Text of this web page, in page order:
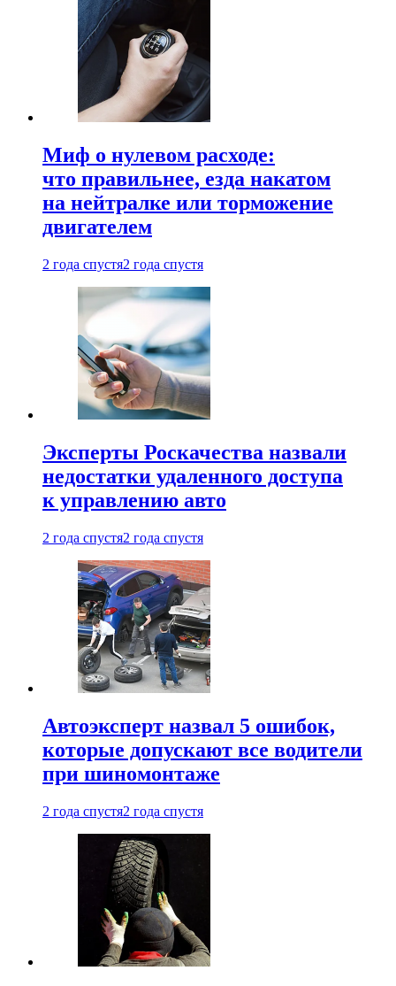
Миф о нулевом расходе:
что правильнее, езда накатом
на нейтралке или торможение
двигателем
2 года спустя2 года спустя
Эксперты Роскачества назвали
недостатки удаленного доступа
к управлению авто
2 года спустя2 года спустя
Автоэксперт назвал 5 ошибок,
которые допускают все водители
при шиномонтаже
2 года спустя2 года спустя